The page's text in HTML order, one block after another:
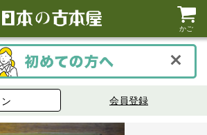
かご
会員登録